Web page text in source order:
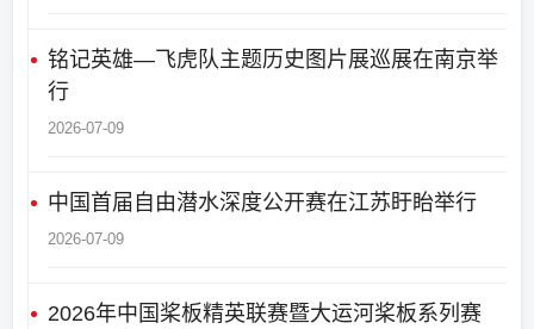
铭记英雄—飞虎队主题历史图片展巡展在南京举
行
2026-07-09
中国首届自由潜水深度公开赛在江苏盱眙举行
2026-07-09
2026年中国桨板精英联赛暨大运河桨板系列赛